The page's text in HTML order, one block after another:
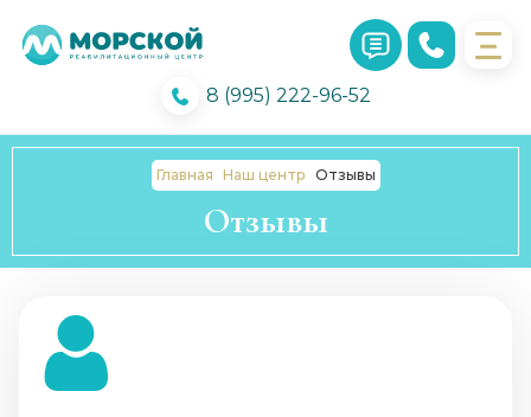
8 (995) 222-96-52
Главная Наш центр Отзывы
Отзывы